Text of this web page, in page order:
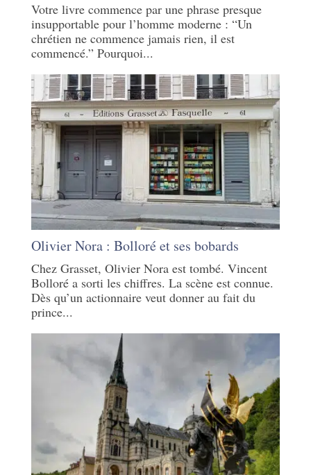
Votre livre commence par une phrase presque
insupportable pour l’homme moderne : “Un
chrétien ne commence jamais rien, il est
commencé.” Pourquoi...
Olivier Nora : Bolloré et ses bobards
Chez Grasset, Olivier Nora est tombé. Vincent
Bolloré a sorti les chiffres. La scène est connue.
Dès qu’un actionnaire veut donner au fait du
prince...